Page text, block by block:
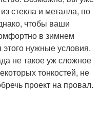
стекла и металла, по
чтобы ваши
в зимнем
нужные условия.
не такое уж сложное
тонкостей, не
проект на провал.